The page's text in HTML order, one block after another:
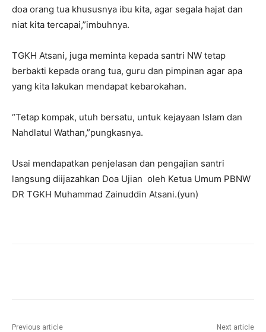
doa orang tua khususnya ibu kita, agar segala hajat dan
niat kita tercapai,”imbuhnya.
TGKH Atsani, juga meminta kepada santri NW tetap
berbakti kepada orang tua, guru dan pimpinan agar apa
yang kita lakukan mendapat kebarokahan.
“Tetap kompak, utuh bersatu, untuk kejayaan Islam dan
Nahdlatul Wathan,”pungkasnya.
Usai mendapatkan penjelasan dan pengajian santri
langsung diijazahkan Doa Ujian oleh Ketua Umum PBNW
DR TGKH Muhammad Zainuddin Atsani.(yun)
Previous article Next article